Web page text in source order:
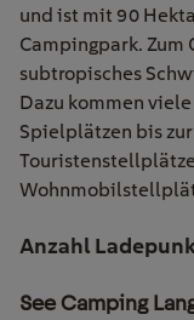
und ist mit 90
Campingpark. Zum
subtropisches
Dazu kommen
Spielplätzen bis
Anzahl
See Camping